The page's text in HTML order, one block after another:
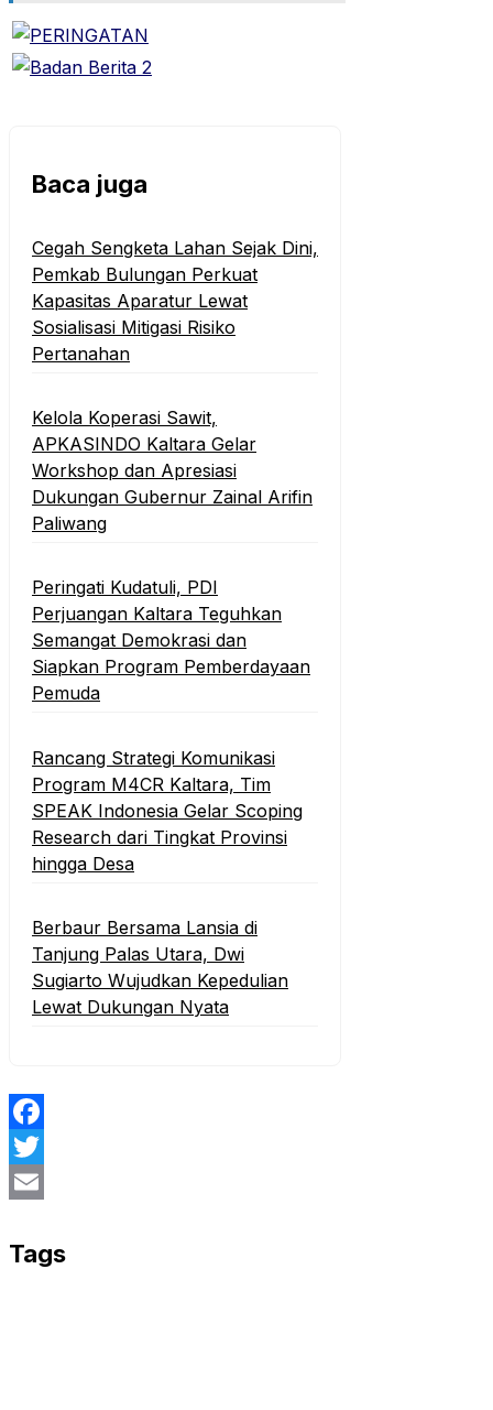
Baca juga
Cegah Sengketa Lahan Sejak Dini,
Pemkab Bulungan Perkuat
Kapasitas Aparatur Lewat
Sosialisasi Mitigasi Risiko
Pertanahan
Kelola Koperasi Sawit,
APKASINDO Kaltara Gelar
Workshop dan Apresiasi
Dukungan Gubernur Zainal Arifin
Paliwang
Peringati Kudatuli, PDI
Perjuangan Kaltara Teguhkan
Semangat Demokrasi dan
Siapkan Program Pemberdayaan
Pemuda
Rancang Strategi Komunikasi
Program M4CR Kaltara, Tim
SPEAK Indonesia Gelar Scoping
Research dari Tingkat Provinsi
hingga Desa
Berbaur Bersama Lansia di
Tanjung Palas Utara, Dwi
Sugiarto Wujudkan Kepedulian
Lewat Dukungan Nyata
Facebook
Twitter
Tags